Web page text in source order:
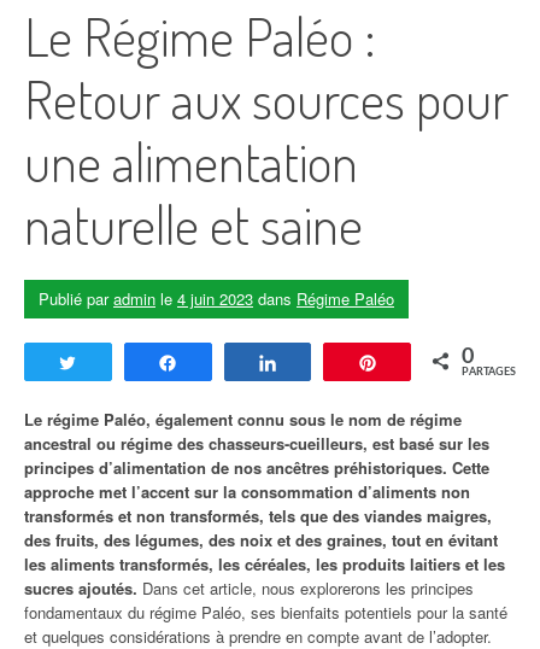
Le Régime Paléo :
Retour aux sources pour
une alimentation
naturelle et saine
Publié paradmin le 4 juin 2023 dans Régime Paléo
Enregistrer
0
PARTAGES
Le régime Paléo, également connu sous le nom de régime
ancestral ou régime des chasseurs-cueilleurs, est basé sur les
principes d’alimentation de nos ancêtres préhistoriques. Cette
approche met l’accent sur la consommation d’aliments non
transformés et non transformés, tels que des viandes maigres,
des fruits, des légumes, des noix et des graines, tout en évitant
les aliments transformés, les céréales, les produits laitiers et les
sucres ajoutés. Dans cet article, nous explorerons les principes
fondamentaux du régime Paléo, ses bienfaits potentiels pour la santé
et quelques considérations à prendre en compte avant de l’adopter.